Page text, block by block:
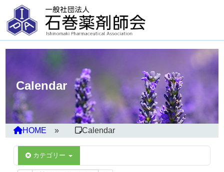
Calendar
HOME Calendar
カテゴリー